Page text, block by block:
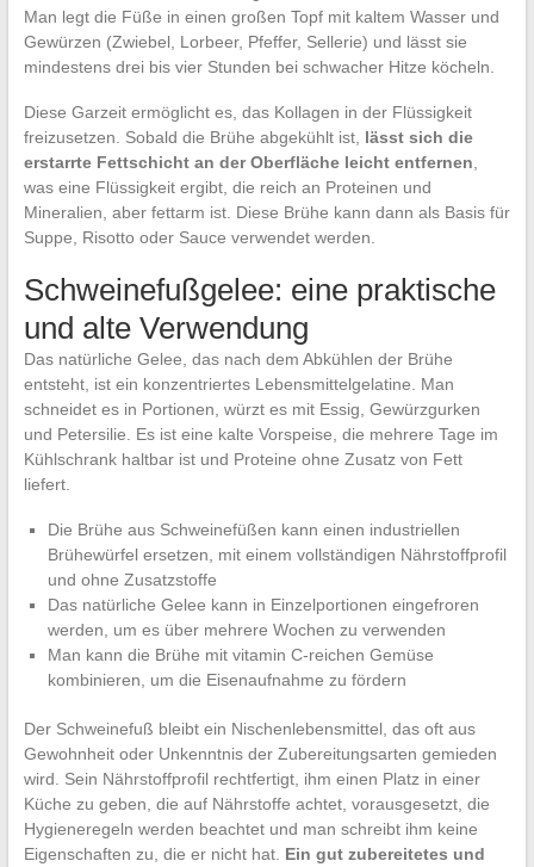
Man legt die Füße in einen großen Topf mit kaltem Wasser und
Gewürzen (Zwiebel, Lorbeer, Pfeffer, Sellerie) und lässt sie
mindestens drei bis vier Stunden bei schwacher Hitze köcheln.
Diese Garzeit ermöglicht es, das Kollagen in der Flüssigkeit
freizusetzen. Sobald die Brühe abgekühlt ist, lässt sich die
erstarrte Fettschicht an der Oberfläche leicht entfernen
was eine Flüssigkeit ergibt, die reich an Proteinen und
Mineralien, aber fettarm ist. Diese Brühe kann dann als Basis für
Suppe, Risotto oder Sauce verwendet werden.
Schweinefußgelee: eine praktische
und alte Verwendung
Das natürliche Gelee, das nach dem Abkühlen der Brühe
entsteht, ist ein konzentriertes Lebensmittelgelatine. Man
schneidet es in Portionen, würzt es mit Essig, Gewürzgurken
und Petersilie. Es ist eine kalte Vorspeise, die mehrere Tage im
Kühlschrank haltbar ist und Proteine ohne Zusatz von Fett
liefert.
Die Brühe aus Schweinefüßen kann einen industriellen
Brühewürfel ersetzen, mit einem vollständigen Nährstoffprofil
und ohne Zusatzstoffe
Das natürliche Gelee kann in Einzelportionen eingefroren
werden, um es über mehrere Wochen zu verwenden
Man kann die Brühe mit vitamin C-reichen Gemüse
kombinieren, um die Eisenaufnahme zu fördern
Der Schweinefuß bleibt ein Nischenlebensmittel, das oft aus
Gewohnheit oder Unkenntnis der Zubereitungsarten gemieden
wird. Sein Nährstoffprofil rechtfertigt, ihm einen Platz in einer
Küche zu geben, die auf Nährstoffe achtet, vorausgesetzt, die
Hygieneregeln werden beachtet und man schreibt ihm keine
Eigenschaften zu, die er nicht hat. Ein gut zubereitetes und